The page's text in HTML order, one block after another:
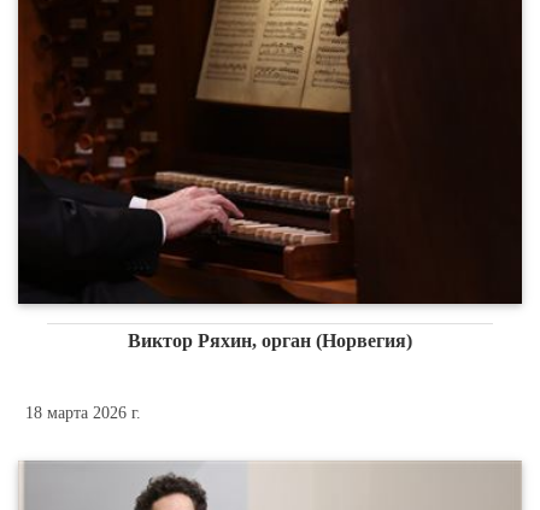
Виктор Ряхин, орган (Норвегия)
18 марта 2026 г.